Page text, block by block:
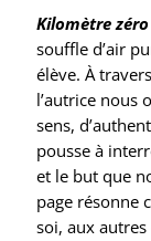
Kilomètre zéro
souffle d’air
élève. À
l’autrice nous
sens,
pousse à
et le but que
page résonne
soi, aux autres